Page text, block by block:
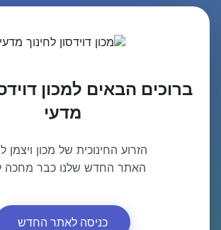
ברוכים הבאים למכון
מדעי
הזרוע החינוכית של מכון ויצמן
האתר החדש שלנו כבר מחכה
כניסה לאתר החדש